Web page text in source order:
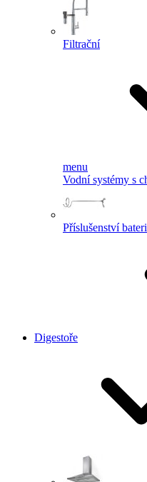
Filtrační
menu
Vodní systémy s
Příslušenství
Digestoře